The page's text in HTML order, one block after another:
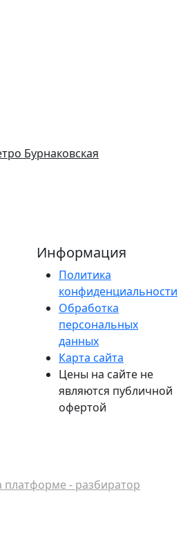
Бурнаковская
Информация
Политика
конфиденциальности
Обработка
персональных
данных
Карта сайта
Цены на сайте не
являются публичной
офертой
платформе - разбиратор